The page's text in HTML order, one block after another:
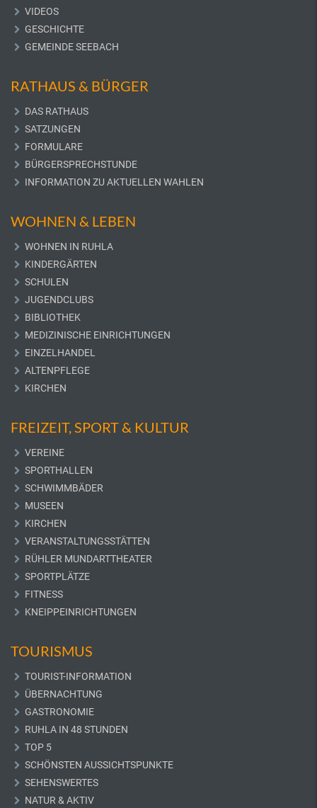
VIDEOS
GESCHICHTE
GEMEINDE SEEBACH
RATHAUS & BÜRGER
DAS RATHAUS
SATZUNGEN
FORMULARE
BÜRGERSPRECHSTUNDE
INFORMATION ZU AKTUELLEN WAHLEN
WOHNEN & LEBEN
WOHNEN IN RUHLA
KINDERGÄRTEN
SCHULEN
JUGENDCLUBS
BIBLIOTHEK
MEDIZINISCHE EINRICHTUNGEN
EINZELHANDEL
ALTENPFLEGE
KIRCHEN
FREIZEIT, SPORT & KULTUR
VEREINE
SPORTHALLEN
SCHWIMMBÄDER
MUSEEN
KIRCHEN
VERANSTALTUNGSSTÄTTEN
RÜHLER MUNDARTTHEATER
SPORTPLÄTZE
FITNESS
KNEIPPEINRICHTUNGEN
TOURISMUS
TOURIST-INFORMATION
ÜBERNACHTUNG
GASTRONOMIE
RUHLA IN 48 STUNDEN
TOP 5
SCHÖNSTEN AUSSICHTSPUNKTE
SEHENSWERTES
NATUR & AKTIV